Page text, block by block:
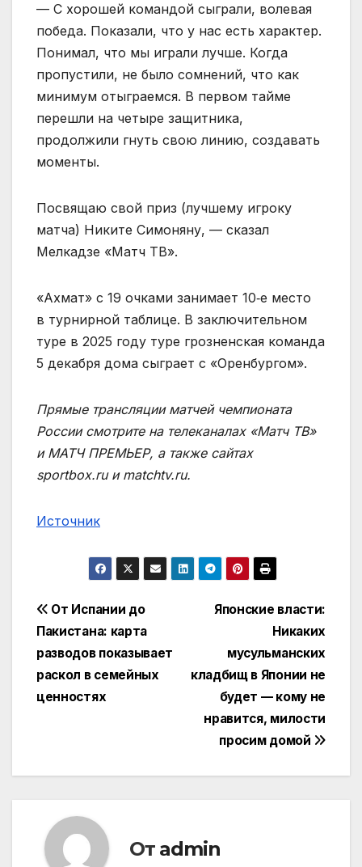
— С хорошей командой сыграли, волевая
победа. Показали, что у нас есть характер.
Понимал, что мы играли лучше. Когда
пропустили, не было сомнений, что как
минимум отыграемся. В первом тайме
перешли на четыре защитника,
продолжили гнуть свою линию, создавать
моменты.
Посвящаю свой приз (лучшему игроку
матча) Никите Симоняну, — сказал
Мелкадзе «Матч ТВ».
«Ахмат» с 19 очками занимает 10‑е место
в турнирной таблице. В заключительном
туре в 2025 году туре грозненская команда
5 декабря дома сыграет с «Оренбургом».
Прямые трансляции матчей чемпионата
России смотрите на телеканалах «Матч ТВ»
и МАТЧ ПРЕМЬЕР, а также сайтах
sportbox.ru и matchtv.ru.
Источник
Навигация
по
записям
Японские власти:
Никаких
мусульманских
кладбищ в Японии не
будет — кому не
нравится, милости
просим домой
От Испании до
Пакистана: карта
разводов показывает
раскол в семейных
ценностях
От admin